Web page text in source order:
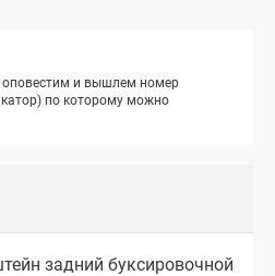
и вышлем номер
по которому можно
задний буксировочной